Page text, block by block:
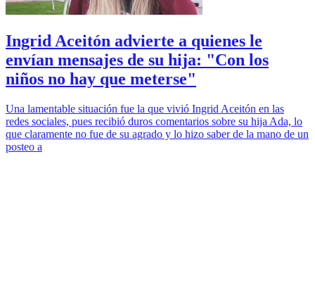
Ingrid Aceitón advierte a quienes le
envían mensajes de su hija: "Con los
niños no hay que meterse"
Una lamentable situación fue la que vivió Ingrid Aceitón en las
redes sociales, pues recibió duros comentarios sobre su hija Ada, lo
que claramente no fue de su agrado y lo hizo saber de la mano de un
posteo a